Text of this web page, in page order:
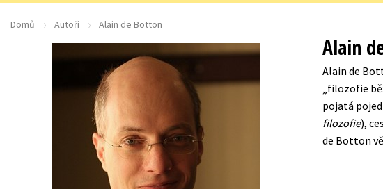
VÝPRODEJ -70 %
KNIHY S DÁRKEM
ASTERIX S DÁRKEM
🎁DÁRKOVÉ PUBLIKACE
✉️ DÁRKOVÉ POUKAZY
Dárkové zboží
Esoterika a duchovní svět
Historie a military
Hobby
Jazyky
New
Ostatní
Poezie
Domů Autoři Alain de Botton
Alain
Alain de
„filozofie
pojatá
filozofie),
de Botton